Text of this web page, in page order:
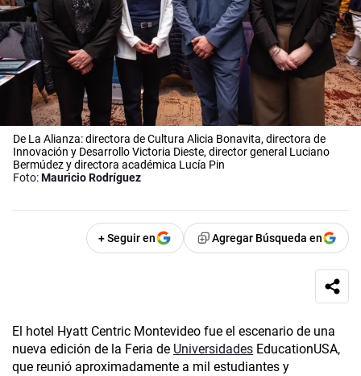
De La Alianza: directora de Cultura Alicia Bonavita, directora de
Innovación y Desarrollo Victoria Dieste, director general Luciano
Bermúdez y directora académica Lucía Pin
Foto:Mauricio Rodríguez
+ Seguir en Agregar Búsqueda en
El hotel Hyatt Centric Montevideo fue el escenario de una
nueva edición de la Feria de Universidades EducationUSA,
que reunió aproximadamente a mil estudiantes y